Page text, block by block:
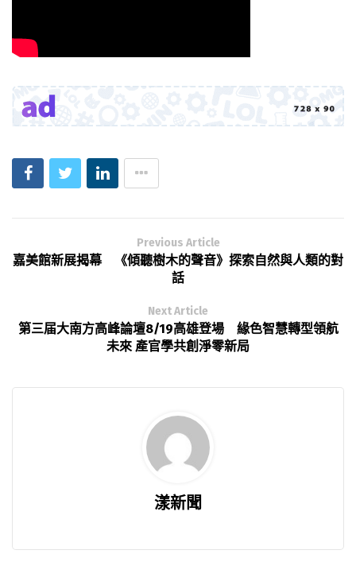
Previous Article
嘉美館新展揭幕 《傾聽樹木的聲音》探索自然與人類的對
話
Next Article
第三届大南方高峰論壇8/19高雄登場 緣色智慧轉型領航
未來 產官學共創淨零新局
漾新聞